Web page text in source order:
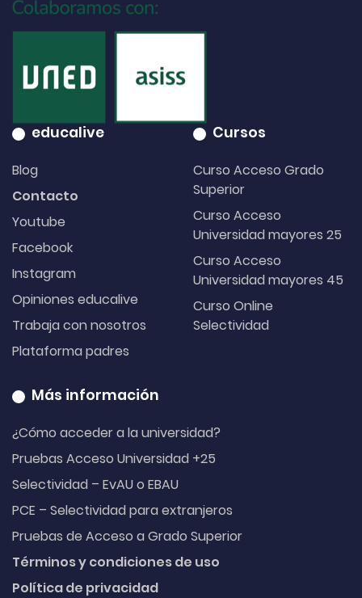
educalive
Blog
Contacto
Youtube
Facebook
Instagram
Opiniones educalive
Trabaja con nosotros
Plataforma padres
Cursos
Curso Acceso Grado
Superior
Curso Acceso
Universidad mayores 25
Curso Acceso
Universidad mayores 45
Curso Online
Selectividad
Más información
¿Cómo acceder a la universidad?
Pruebas Acceso Universidad +25
Selectividad – EvAU o EBAU
PCE – Selectividad para extranjeros
Pruebas de Acceso a Grado Superior
Términos y condiciones de uso
Política de privacidad